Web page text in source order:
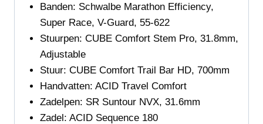
Banden: Schwalbe Marathon Efficiency,
Super Race, V-Guard, 55-622
Stuurpen: CUBE Comfort Stem Pro, 31.8mm,
Adjustable
Stuur: CUBE Comfort Trail Bar HD, 700mm
Handvatten: ACID Travel Comfort
Zadelpen: SR Suntour NVX, 31.6mm
Zadel: ACID Sequence 180